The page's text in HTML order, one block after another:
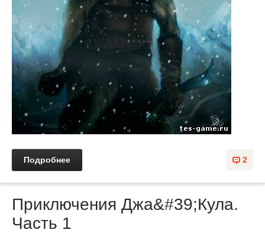
2
Подробнее
Приключения Джа&#39;Кула.
Часть 1